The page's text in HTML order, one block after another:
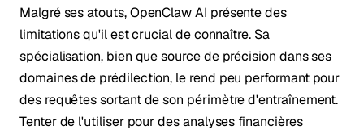
Malgré ses atouts, OpenClaw AI présente des
limitations qu'il est crucial de connaître. Sa
spécialisation, bien que source de précision dans ses
domaines de prédilection, le rend peu performant pour
des requêtes sortant de son périmètre d'entraînement.
Tenter de l'utiliser pour des analyses financières